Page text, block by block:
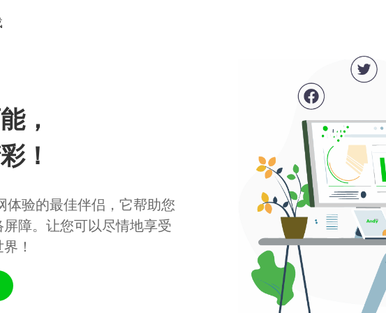
，
！
体验的最佳伴侣，它帮助您
障。让您可以尽情地享受
！